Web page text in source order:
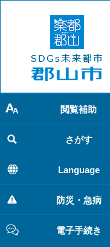
で
す
。
ば
し
て
本
文
へ
閲覧補助
さがす
Language
防災・急病
電子手続き